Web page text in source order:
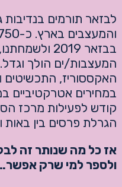
לבזאר תורמים
בבזאר 2019
המעצבות/ים הולך
האקססוריז, התכשיטים
במחירים אטרקטיביים
קודש לפעילות מרכז
הגרלת פרסים בין באות
אז כל מה שנותר זה
ולספר למי שרק